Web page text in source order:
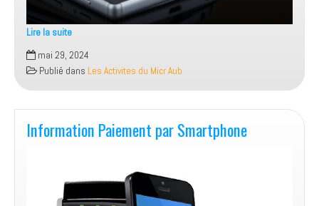
Lire la suite
Information
Maitriser
Son
Smartphone
mai 29, 2024
Publié dans Les Activites du Micr Aub
Information Paiement par Smartphone